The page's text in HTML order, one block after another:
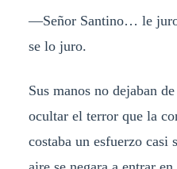
—Señor Santino… le
se lo juro.
Sus manos no dejaban
ocultar el terror que la
costaba un esfuerzo casi